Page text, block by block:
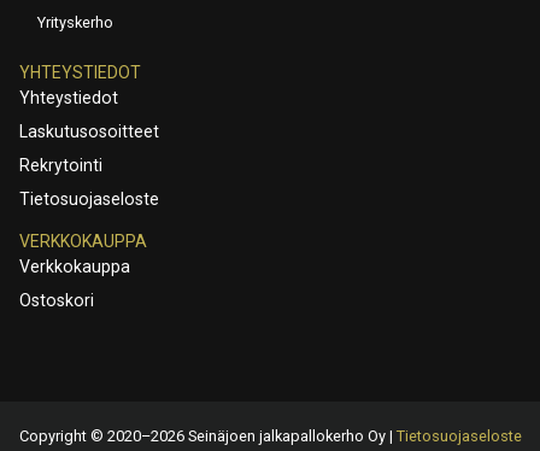
Yrityskerho
YHTEYSTIEDOT
Yhteystiedot
Laskutusosoitteet
Rekrytointi
Tietosuojaseloste
VERKKOKAUPPA
Verkkokauppa
Ostoskori
Copyright © 2020–2026 Seinäjoen jalkapallokerho Oy | Tietosuojaseloste